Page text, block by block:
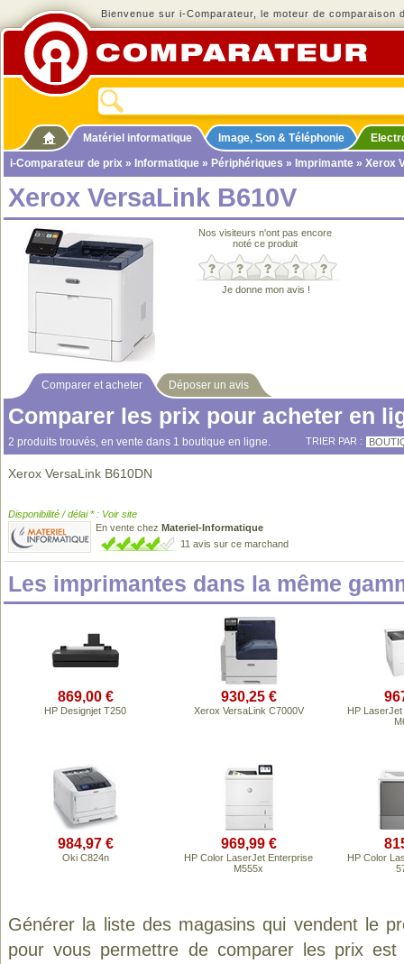
Bienvenue sur i-Comparateur, le moteur de comparaison
Matériel informatique Image, Son & Téléphonie
i-Comparateur de prix » Informatique » Périphériques » Imprimante » Xerox
Xerox VersaLink B610V
Nos visiteurs n'ont pas encore
noté ce produit
Je donne mon avis !
Comparer et acheter Déposer un avis
Comparer les prix pour acheter en
2 produits trouvés, en vente dans 1 boutique en ligne. TRIER PAR :
Xerox VersaLink B610DN
Disponibilité / délai * : Voir site
En vente chez Materiel-Informatique
11 avis sur ce marchand
Les imprimantes dans la même
869,00 €
HP Designjet T250
930,25 €
Xerox VersaLink C7000V
HP
984,97 €
Oki C824n
969,99 €
HP Color LaserJet Enterprise
M555x
HP Color
Générer la liste des magasins qui vendent le
pour vous permettre de comparer les prix